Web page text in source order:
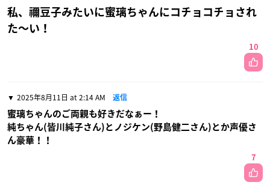
私、禰豆子みたいに蜜璃ちゃんにコチョコチョされ
た〜い！
10
2025年8月11日 at 2:14 AM 返信
蜜璃ちゃんのご両親も好きだなぁー！
純ちゃん(皆川純子さん)とノジケン(野島健二さん)とか声優さ
ん豪華！！
7